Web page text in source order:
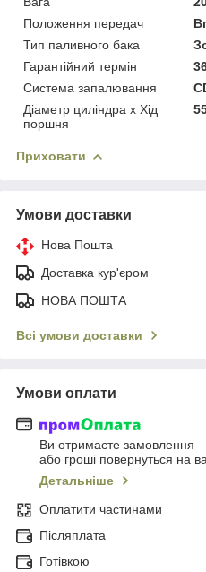
Положення передач
Тип паливного бака
Гарантійний термін
Система запалювання
Діаметр циліндра x Хід
поршня
Приховати
Умови доставки
Нова Пошта
Доставка кур'єром
НОВА ПОШТА
Всі умови доставки
Умови оплати
Ви отримаєте замовлення
або гроші повернуться на
Детальніше
Оплатити частинами
Післяплата
Готівкою